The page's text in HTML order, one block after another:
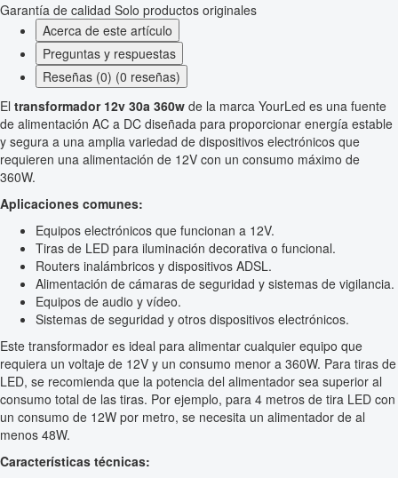
Garantía de calidad Solo productos originales
Acerca de este artículo
Preguntas y respuestas
Reseñas (0) (0 reseñas)
El transformador 12v 30a 360w de la marca YourLed es una fuente
de alimentación AC a DC diseñada para proporcionar energía estable
y segura a una amplia variedad de dispositivos electrónicos que
requieren una alimentación de 12V con un consumo máximo de
360W.
Aplicaciones comunes:
Equipos electrónicos que funcionan a 12V.
Tiras de LED para iluminación decorativa o funcional.
Routers inalámbricos y dispositivos ADSL.
Alimentación de cámaras de seguridad y sistemas de vigilancia.
Equipos de audio y vídeo.
Sistemas de seguridad y otros dispositivos electrónicos.
Este transformador es ideal para alimentar cualquier equipo que
requiera un voltaje de 12V y un consumo menor a 360W. Para tiras de
LED, se recomienda que la potencia del alimentador sea superior al
consumo total de las tiras. Por ejemplo, para 4 metros de tira LED con
un consumo de 12W por metro, se necesita un alimentador de al
menos 48W.
Características técnicas: